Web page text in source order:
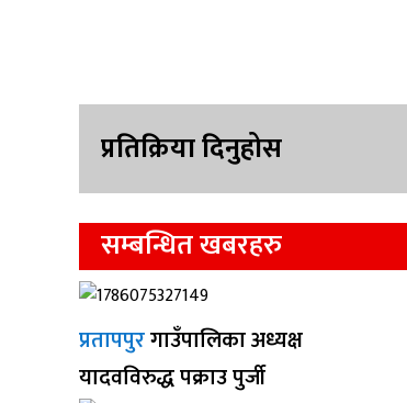
प्रतिक्रिया दिनुहोस
सम्बन्धित खबरहरु
प्रतापपुरगाउँपालिका अध्यक्ष
यादवविरुद्ध पक्राउ पुर्जी